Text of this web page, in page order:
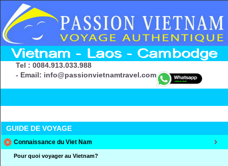
Tel : 0084.913.033.988
- Email: info@passionvietnamtravel.com
GUIDE DE VOYAGE
Connaissance du Viet Nam
Pour quoi voyager au Vietnam?